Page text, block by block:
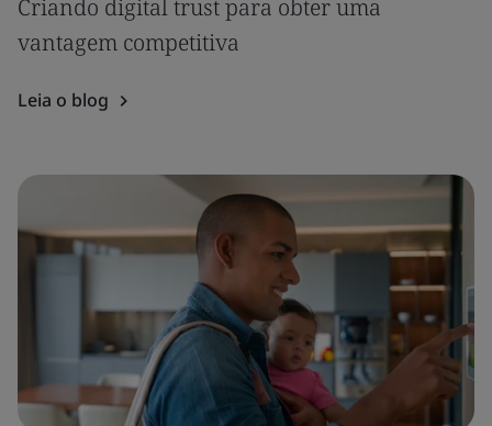
Criando digital trust para obter uma
vantagem competitiva
Leia o blog